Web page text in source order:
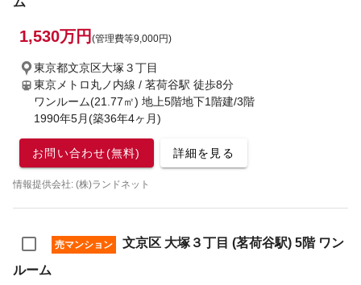
1,530万円 (管理費等9,000円)
東京都文京区大塚３丁目
東京メトロ丸ノ内線 / 茗荷谷駅 徒歩8分
ワンルーム(21.77㎡) 地上5階地下1階建/3階
1990年5月(築36年4ヶ月)
お問い合わせ(無料) 詳細を見る
情報提供会社: (株)ランドネット
売マンション
文京区 大塚３丁目 (茗荷谷駅) 5階 ワン
ルーム